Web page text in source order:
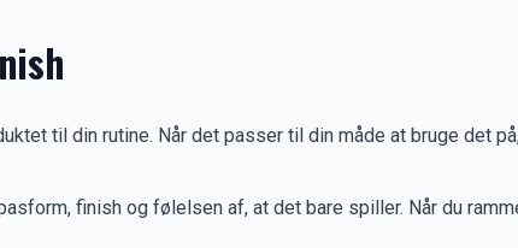
til din rutine. Når det passer til din måde at bruge det
finish og følelsen af, at det bare spiller. Når du